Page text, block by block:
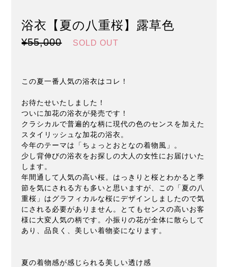
浴衣【夏の八重桜】露草色
¥55,000 SOLD OUT
この夏一番人気の浴衣はコレ！
お待たせいたしました！
ついに加花の浴衣が発売です！
クラシカルで普遍的な柄に現代の色のセンスを加えた
スタイリッシュな加花の浴衣。
今年のテーマは「ちょっとおとなの着物風」。
少し背伸びの浴衣をお探しの大人の女性にお届けいた
します。
年間通して人気の高い桜。はっきりと桜とわかると季
節を気にされる方も多いと思いますが、この「夏の八
重桜」はグラフィカルな桜にデザインしましたので気
にされる必要がありません。とてもセンスの高いお客
様に大変人気の柄です。小振りの花が全体に散らして
あり、品良く、美しい着物姿になります。
夏の着物感が感じられる美しい透け感